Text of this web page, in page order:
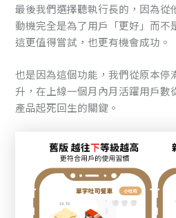
最後我們選擇聽執行長的，因為從
動機完全是為了用戶「更好」而不
這更值得嘗試，也更有機會成功。
也是因為這個功能，我們從原本停
升，在上線一個月內月活躍用戶數
產品起死回生的關鍵。